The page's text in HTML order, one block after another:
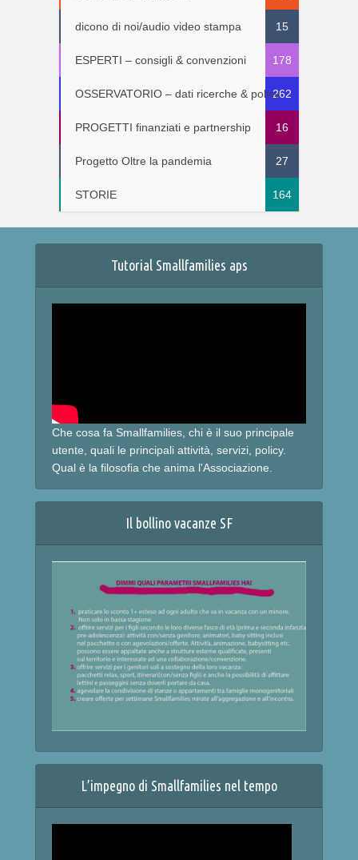
dicono di noi/audio video stampa 15
ESPERTI – consigli & convenzioni 178
OSSERVATORIO – dati ricerche & policy262
PROGETTI finanziati e partnership 16
Progetto Oltre la pandemia 27
STORIE 164
Tutorial Smallfamilies aps
Che cosa fa Smallfamilies, chi è il suo principale
utente, quali le principali attività, servizi, policy.
Qual è la filosofia che anima l'Associazione.
Il bollino vacanze SF
L’impegno di Smallfamilies nel tempo